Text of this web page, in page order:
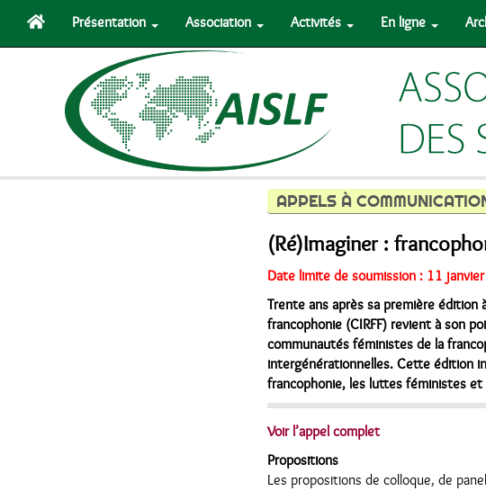
Présentation Association Activités En ligne
APPELS À
(Ré)Imaginer :
Date limite de soumission : 11
Trente ans après sa première édition
francophonie (CIRFF) revient à son
communautés féministes de la
intergénérationnelles. Cette édition
francophonie, les luttes féministes
Voir l’appel complet
Propositions
Les propositions de colloque, de